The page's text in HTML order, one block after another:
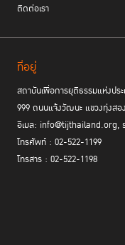
ติดต่อเรา
ที่อยู่
สถาบันเพื่อการยุติธรรมแห่งปร
999 ถนนแจ้งวัฒนะ แขวงทุ่งส
อีเมล: info@tijthailand.org,
โทรศัพท์ : 02-522-1199
โทรสาร : 02-522-1198